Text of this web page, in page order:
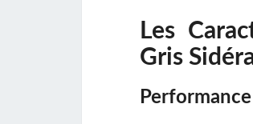
Les
Gris